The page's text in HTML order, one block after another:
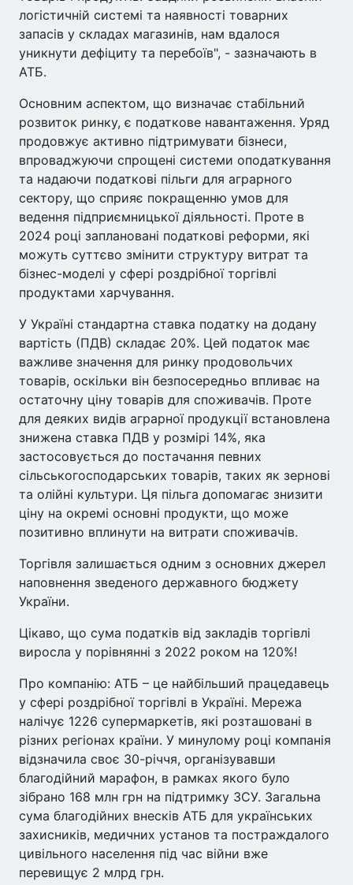
логістичній системі та наявності товарних
запасів у складах магазинів, нам вдалося
уникнути дефіциту та перебоїв", - зазначають в
АТБ.
Основним аспектом, що визначає стабільний
розвиток ринку, є податкове навантаження. Уряд
продовжує активно підтримувати бізнеси,
впроваджуючи спрощені системи оподаткування
та надаючи податкові пільги для аграрного
сектору, що сприяє покращенню умов для
ведення підприємницької діяльності. Проте в
2024 році заплановані податкові реформи, які
можуть суттєво змінити структуру витрат та
бізнес-моделі у сфері роздрібної торгівлі
продуктами харчування.
У Україні стандартна ставка податку на додану
вартість (ПДВ) складає 20%. Цей податок має
важливе значення для ринку продовольчих
товарів, оскільки він безпосередньо впливає на
остаточну ціну товарів для споживачів. Проте
для деяких видів аграрної продукції встановлена
знижена ставка ПДВ у розмірі 14%, яка
застосовується до постачання певних
сільськогосподарських товарів, таких як зернові
та олійні культури. Ця пільга допомагає знизити
ціну на окремі основні продукти, що може
позитивно вплинути на витрати споживачів.
Торгівля залишається одним з основних джерел
наповнення зведеного державного бюджету
України.
Цікаво, що сума податків від закладів торгівлі
виросла у порівнянні з 2022 роком на 120%!
Про компанію: АТБ – це найбільший працедавець
у сфері роздрібної торгівлі в Україні. Мережа
налічує 1226 супермаркетів, які розташовані в
різних регіонах країни. У минулому році компанія
відзначила своє 30-річчя, організувавши
благодійний марафон, в рамках якого було
зібрано 168 млн грн на підтримку ЗСУ. Загальна
сума благодійних внесків АТБ для українських
захисників, медичних установ та постраждалого
цивільного населення під час війни вже
перевищує 2 млрд грн.